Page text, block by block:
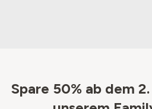
Spare 50% ab dem